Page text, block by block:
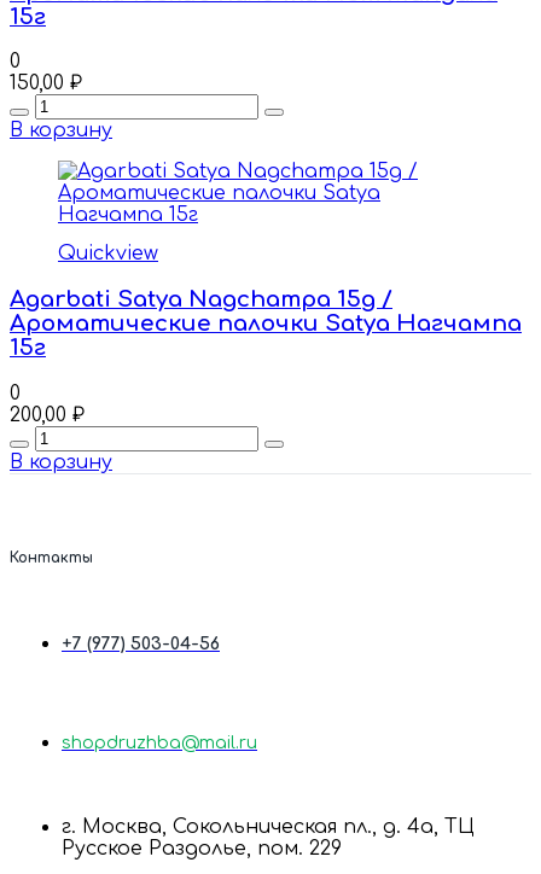
15г
0
150,00 ₽
Quantity
В корзину
Quickview
Agarbati Satya Nagchampa 15g /
Ароматические палочки Satya Нагчампа
15г
0
200,00 ₽
Quantity
В корзину
Контакты
+7 (977) 503-04-56
shopdruzhba@mail.ru
г. Москва, Сокольническая пл., д. 4а, ТЦ
Русское Раздолье, пом. 229